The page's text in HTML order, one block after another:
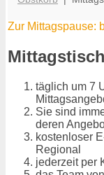
Zur Mittagspause:
täglich um 7
Sie sind
deren
kostenloser
Regional
jederzeit per